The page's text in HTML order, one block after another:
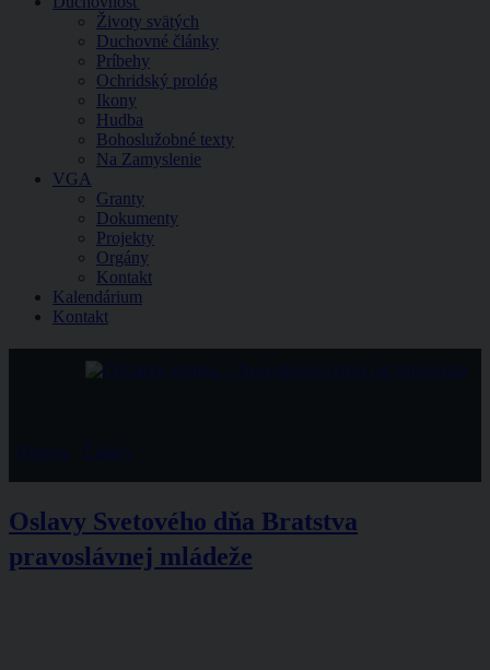
Životy svätých
Duchovné články
Príbehy
Ochridský prológ
Ikony
Hudba
Bohoslužobné texty
Na Zamyslenie
VGA
Granty
Dokumenty
Projekty
Orgány
Kontakt
Kalendárium
Kontakt
Domov Články
Oslavy Svetového dňa Bratstva
pravoslávnej mládeže